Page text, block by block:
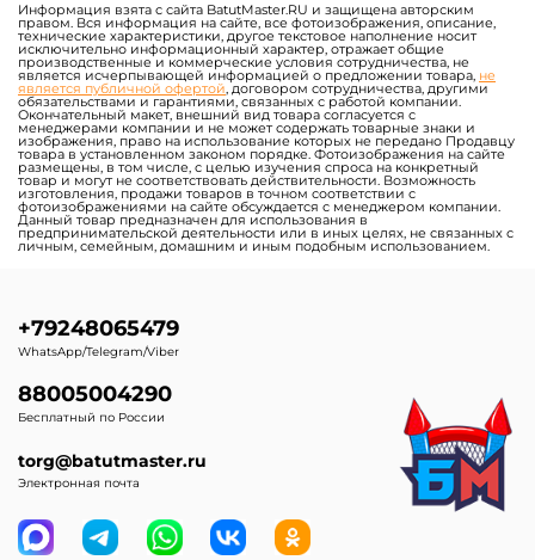
Информация взята с сайта BatutMaster.RU и защищена авторским
правом. Вся информация на сайте, все фотоизображения, описание,
технические характеристики, другое текстовое наполнение носит
исключительно информационный характер, отражает общие
производственные и коммерческие условия сотрудничества, не
является исчерпывающей информацией о предложении товара, не
является публичной офертой, договором сотрудничества, другими
обязательствами и гарантиями, связанных с работой компании.
Окончательный макет, внешний вид товара согласуется с
менеджерами компании и не может содержать товарные знаки и
изображения, право на использование которых не передано Продавцу
товара в установленном законом порядке. Фотоизображения на сайте
размещены, в том числе, с целью изучения спроса на конкретный
товар и могут не соответствовать действительности. Возможность
изготовления, продажи товаров в точном соответствии с
фотоизображениями на сайте обсуждается с менеджером компании.
Данный товар предназначен для использования в
предпринимательской деятельности или в иных целях, не связанных с
личным, семейным, домашним и иным подобным использованием.
+79248065479
WhatsApp/Telegram/Viber
88005004290
Бесплатный по России
torg@batutmaster.ru
Электронная почта